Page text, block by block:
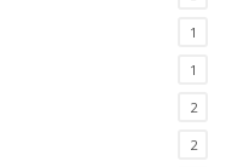
1
1
2
2